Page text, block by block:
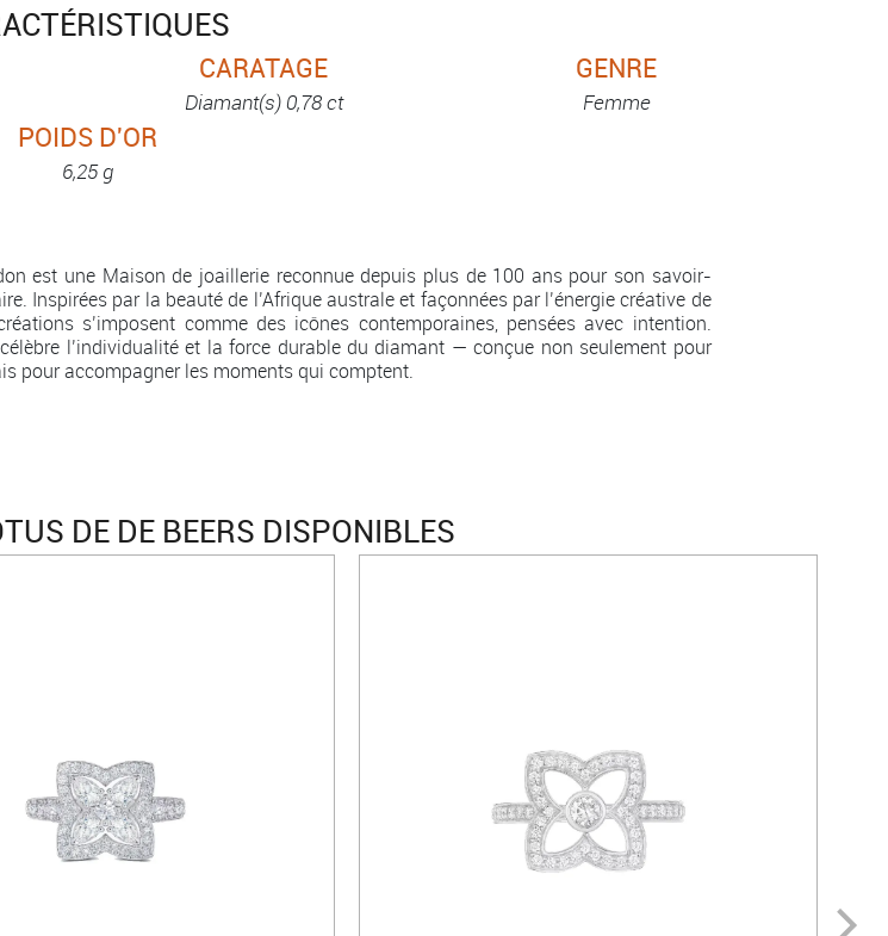
CARATAGE
Diamant(s) 0,78 ct
GENRE
Femme
POIDS D'OR
6,25 g
est une Maison de joaillerie reconnue depuis plus de 100 ans pour son savoir-
Inspirées par la beauté de l’Afrique australe et façonnées par l’énergie créative de
s’imposent comme des icônes contemporaines, pensées avec intention.
l’individualité et la force durable du diamant — conçue non seulement pour
pour accompagner les moments qui comptent.
DE DE BEERS DISPONIBLES